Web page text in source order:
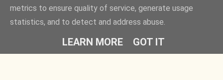
Obsługiwane przez usługę Blogger
metrics to ensure quality of service, generate usage
statistics, and to detect and address abuse.
LEARN MORE GOT IT